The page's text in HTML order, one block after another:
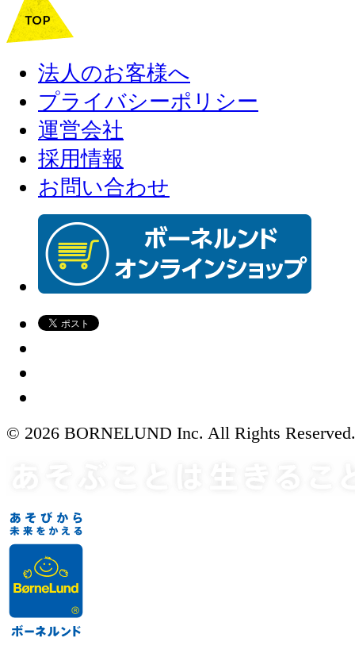
法人のお客様へ
プライバシーポリシー
運営会社
採用情報
お問い合わせ
© 2026 BORNELUND Inc. All Rights Reserved.